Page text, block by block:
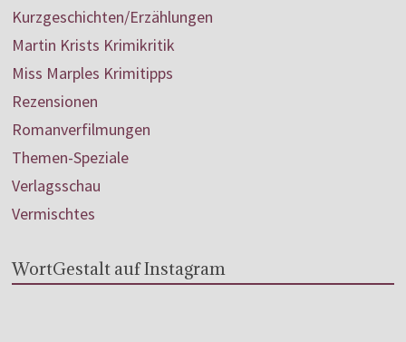
Kurzgeschichten/Erzählungen
Martin Krists Krimikritik
Miss Marples Krimitipps
Rezensionen
Romanverfilmungen
Themen-Speziale
Verlagsschau
Vermischtes
WortGestalt auf Instagram